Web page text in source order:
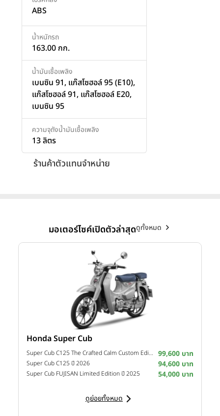
ABS
น้ำหนักรถ
163.00 กก.
น้ำมันเชื้อเพลิง
เบนซิน 91, แก๊สโซฮอล์ 95 (E10),
แก๊สโซฮอล์ 91, แก๊สโซฮอล์ E20,
เบนซิน 95
ความจุถังน้ำมันเชื้อเพลิง
13 ลิตร
ร้านค้าตัวแทนจำหน่าย
มอเตอร์ไซค์เปิดตัวล่าสุดดูทั้งหมด
Honda Super Cub
Super Cub C125 The Crafted Calm Custom Edition ปี 2026 99,600 บาท
Super Cub C125 ปี 2026 94,600 บาท
Super Cub FUJISAN Limited Edition ปี 2025 54,000 บาท
ดูย่อยทั้งหมด